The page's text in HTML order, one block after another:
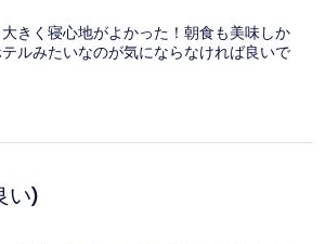
きく寝心地がよかった！朝食も美味しか
ルみたいなのが気にならなければ良いで
い)